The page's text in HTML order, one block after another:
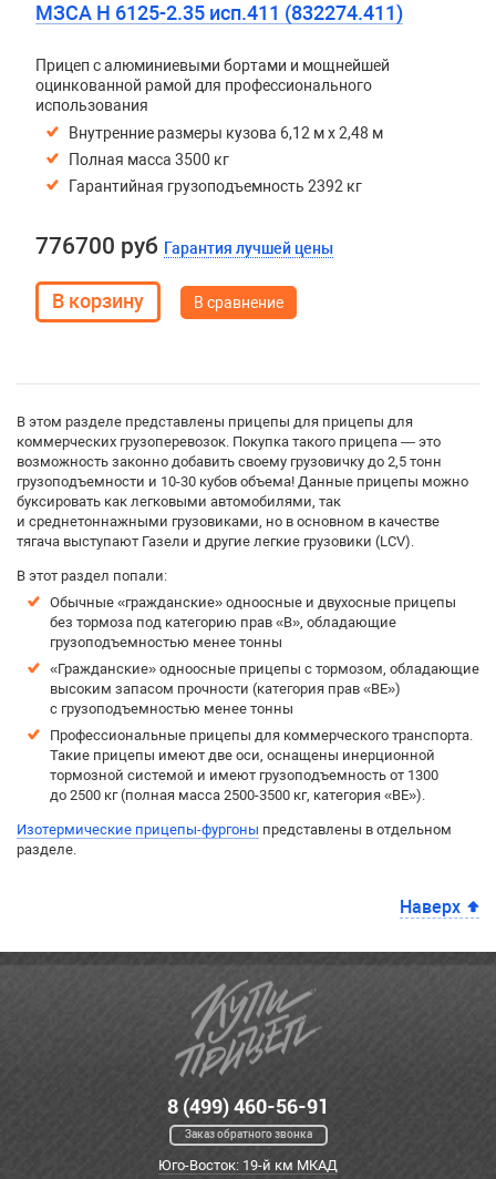
МЗСА H 6125-2.35 исп.411 (832274.411)
Прицеп с алюминиевыми бортами и мощнейшей
оцинкованной рамой для профессионального
использования
Внутренние размеры кузова 6,12 м х 2,48 м
Полная масса 3500 кг
Гарантийная грузоподъемность 2392 кг
776700 руб Гарантия лучшей цены
В сравнение
В этом разделе представлены прицепы для прицепы для
коммерческих грузоперевозок. Покупка такого прицепа — это
возможность законно добавить своему грузовичку до 2,5 тонн
грузоподъемности и 10-30 кубов объема! Данные прицепы можно
буксировать как легковыми автомобилями, так
и среднетоннажными грузовиками, но в основном в качестве
тягача выступают Газели и другие легкие грузовики (LCV).
В этот раздел попали:
Обычные «гражданские» одноосные и двухосные прицепы
без тормоза под категорию прав «B», обладающие
грузоподъемностью менее тонны
«Гражданские» одноосные прицепы с тормозом, обладающие
высоким запасом прочности (категория прав «BE»)
с грузоподъемностью менее тонны
Профессиональные прицепы для коммерческого транспорта.
Такие прицепы имеют две оси, оснащены инерционной
тормозной системой и имеют грузоподъемность от 1300
до 2500 кг (полная масса 2500-3500 кг, категория «BE»).
Изотермические прицепы-фургоны представлены в отдельном
разделе.
Наверх
8 (499) 460-56-91
Заказ обратного звонка
Юго-Восток: 19-й км МКАД